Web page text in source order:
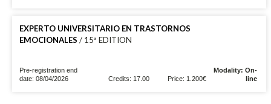
EXPERTO UNIVERSITARIO EN TRASTORNOS
EMOCIONALES / 15ª EDITION
Pre-registration end
date: 08/04/2026
Credits: 17.00 Price: 1.200€
Modality: On-
line